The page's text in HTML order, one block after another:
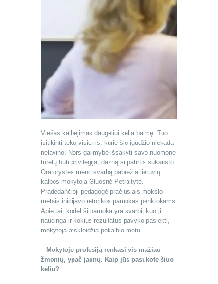
Viešas kalbėjimas daugeliui kelia baimę. Tuo
įsitikinti teko visiems, kurie šio įgūdžio niekada
nelavino. Nors galimybė išsakyti savo nuomonę
turėtų būti privilegija, dažną ši patirtis sukausto.
Oratorystės meno svarbą pabrėžia lietuvių
kalbos mokytoja Gluosnė Petraitytė.
Pradedančioji pedagogė praėjusiais mokslo
metais inicijavo retorikos pamokas penktokams.
Apie tai, kodėl ši pamoka yra svarbi, kuo ji
naudinga ir kokius rezultatus pavyko pasiekti,
mokytoja atskleidžia pokalbio metu.
– Mokytojo profesiją renkasi vis mažiau
žmonių, ypač jaunų. Kaip jūs pasukote šiuo
keliu?